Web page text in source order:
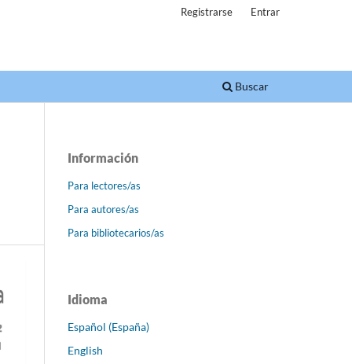
Buscar
Registrarse Entrar
Información
Para lectores/as
Para autores/as
Para bibliotecarios/as
Idioma
Español (España)
English